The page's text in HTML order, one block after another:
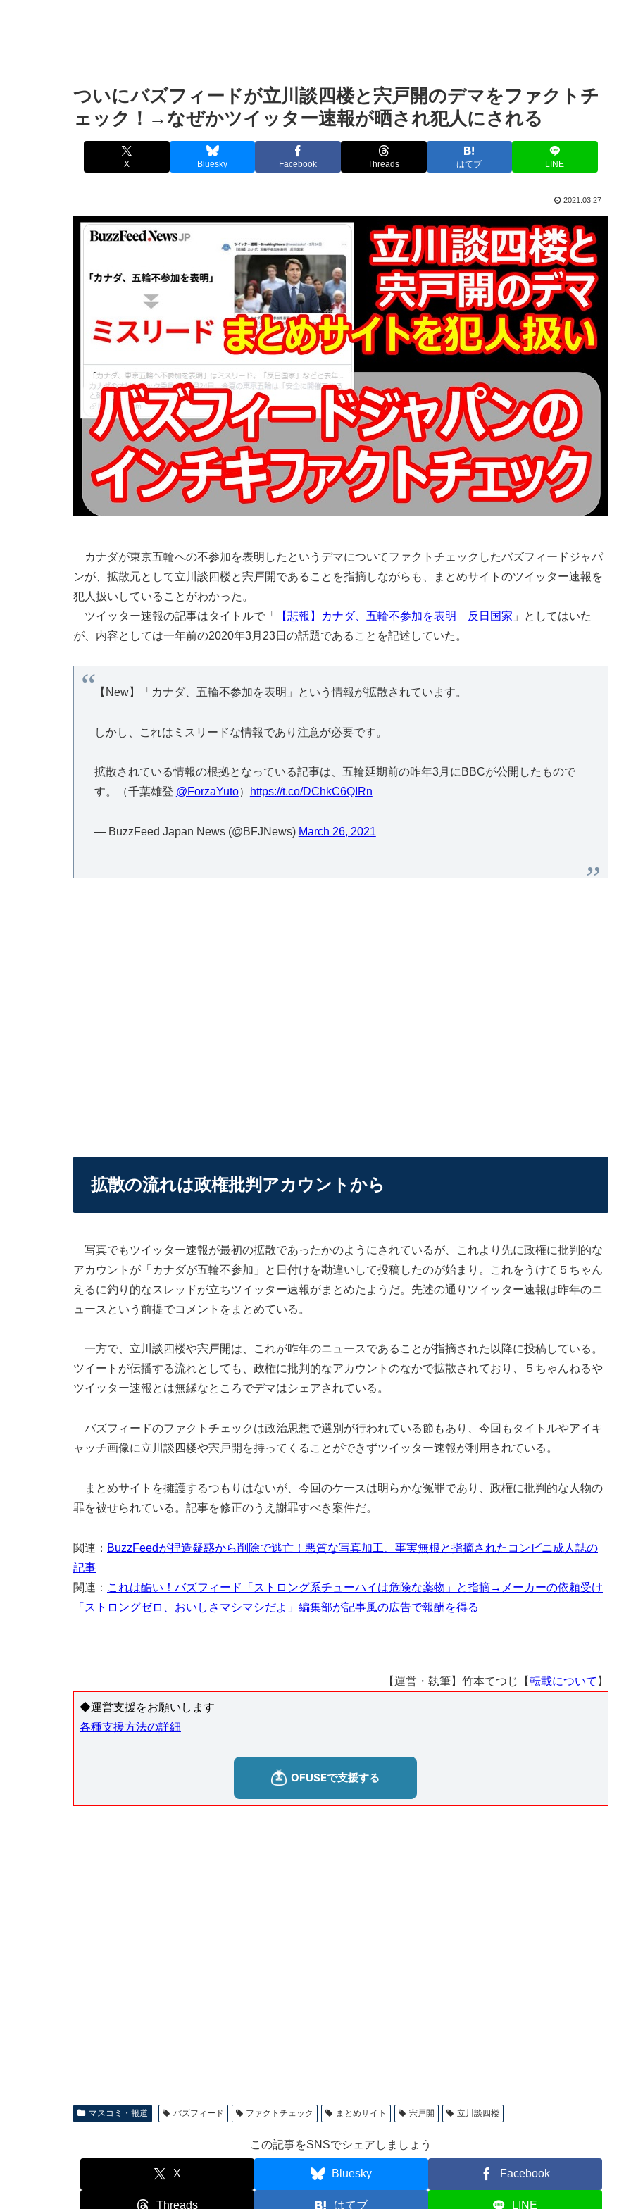
ついにバズフィードが立川談四楼と宍戸開のデマをファクトチ
ェック！→なぜかツイッター速報が晒され犯人にされる
X Bluesky Facebook Threads はてブ LINE
2021.03.27
カナダが東京五輪への不参加を表明したというデマについてファクトチェックしたバズフィードジャパ
ンが、拡散元として立川談四楼と宍戸開であることを指摘しながらも、まとめサイトのツイッター速報を
犯人扱いしていることがわかった。
ツイッター速報の記事はタイトルで「
【悲報】カナダ、五輪不参加を表明 反日国家 」としてはいた
が、内容としては一年前の2020年3月23日の話題であることを記述していた。
【New】「カナダ、五輪不参加を表明」という情報が拡散されています。
しかし、これはミスリードな情報であり注意が必要です。
拡散されている情報の根拠となっている記事は、五輪延期前の昨年3月にBBCが公開したもので
す。（千葉雄登 @ForzaYuto） https://t.co/DChkC6QIRn
— BuzzFeed Japan News (@BFJNews) March 26, 2021
拡散の流れは政権批判アカウントから
写真でもツイッター速報が最初の拡散であったかのようにされているが、これより先に政権に批判的な
アカウントが「カナダが五輪不参加」と日付けを勘違いして投稿したのが始まり。これをうけて５ちゃん
えるに釣り的なスレッドが立ちツイッター速報がまとめたようだ。先述の通りツイッター速報は昨年のニ
ュースという前提でコメントをまとめている。
一方で、立川談四楼や宍戸開は、これが昨年のニュースであることが指摘された以降に投稿している。
ツイートが伝播する流れとしても、政権に批判的なアカウントのなかで拡散されており、５ちゃんねるや
ツイッター速報とは無縁なところでデマはシェアされている。
バズフィードのファクトチェックは政治思想で選別が行われている節もあり、今回もタイトルやアイキ
ャッチ画像に立川談四楼や宍戸開を持ってくることができずツイッター速報が利用されている。
まとめサイトを擁護するつもりはないが、今回のケースは明らかな冤罪であり、政権に批判的な人物の
罪を被せられている。記事を修正のうえ謝罪すべき案件だ。
関連： BuzzFeedが捏造疑惑から削除で逃亡！悪質な写真加工、事実無根と指摘されたコンビニ成人誌の
記事
関連： これは酷い！バズフィード「ストロング系チューハイは危険な薬物」と指摘→メーカーの依頼受け
「ストロングゼロ、おいしさマシマシだよ」編集部が記事風の広告で報酬を得る
【運営・執筆】竹本てつじ【転載について 】
◆運営支援をお願いします
各種支援方法の詳細
マスコミ・報道 バズフィード ファクトチェック まとめサイト 宍戸開 立川談四楼
この記事をSNSでシェアしましょう
X Bluesky Facebook
Threads はてブ LINE